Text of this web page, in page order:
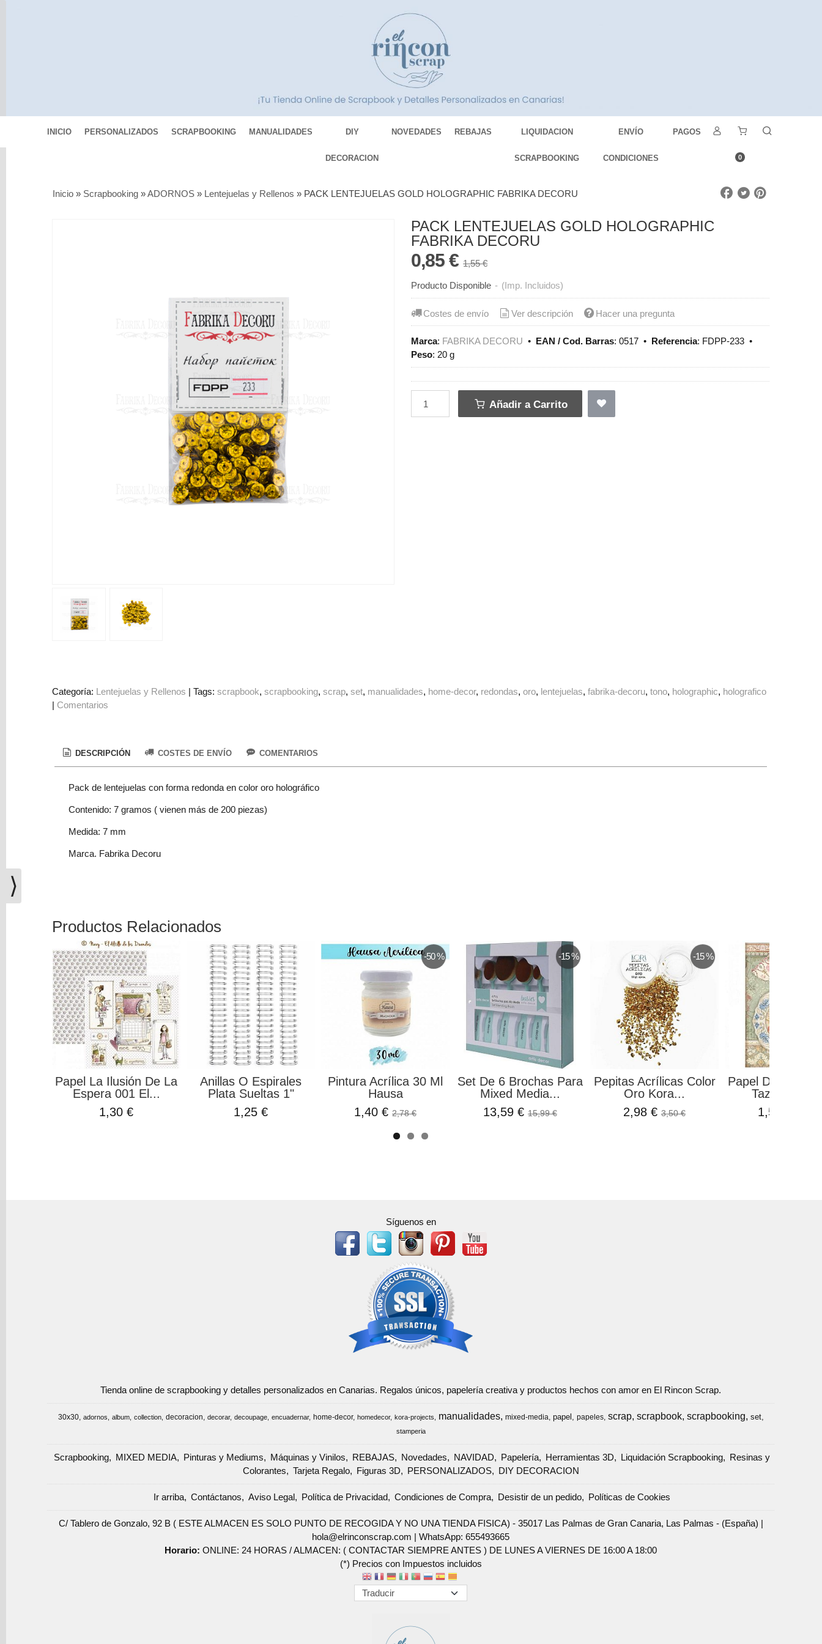
INICIO PERSONALIZADOS SCRAPBOOKING MANUALIDADES DIY
DECORACION
NOVEDADES REBAJAS LIQUIDACION
SCRAPBOOKING
ENVÍO
CONDICIONES
PAGOS
0
Carrito
vacío
Redes
Sociales
Instagram
Facebook
Youtube
Inicio » Scrapbooking »ADORNOS» Lentejuelas y Rellenos » PACK LENTEJUELAS GOLD HOLOGRAPHIC FABRIKA DECORU
PACK LENTEJUELAS GOLD HOLOGRAPHIC
FABRIKA DECORU
0,85 €1,55 €
Producto Disponible - (Imp. Incluidos)
Costes de envío Ver descripción Hacer una pregunta
Marca: FABRIKA DECORU • EAN / Cod. Barras:0517 • Referencia: FDPP-233 •
Peso: 20 g
Añadir a Carrito
Categoría: Lentejuelas y Rellenos |Tags:scrapbook scrapbooking scrap set manualidades home-decor redondas oro lentejuelas fabrika-decoru tono holographic holografico
| Comentarios
DESCRIPCIÓN COSTES DE ENVÍO COMENTARIOS
Pack de lentejuelas con forma redonda en color oro holográfico
Contenido: 7 gramos ( vienen más de 200 piezas)
Medida: 7 mm
Marca. Fabrika Decoru
Productos Relacionados
Papel La Ilusión De La
Espera 001 El...
1,30 €
Anillas O Espirales
Plata Sueltas 1"
1,25 €
-50 %
Pintura Acrílica 30 Ml
Hausa
1,40 €2,78 €
-15 %
Set De 6 Brochas Para
Mixed Media...
13,59 € 15,99 €
-15 %
Pepitas Acrílicas Color
Oro Kora...
2,98 €3,50 €
Papel De Arroz
Tazas
1,50 €
Síguenos en
Tienda online de scrapbooking y detalles personalizados en Canarias. Regalos únicos, papelería creativa y productos hechos con amor en El Rincon Scrap.
30x30 adornos album collection decoracion decorar decoupage encuadernar home-decor homedecor kora-projects manualidades mixed-media papel papeles scrap scrapbook scrapbooking set
stamperia
Scrapbooking MIXED MEDIA Pinturas y Mediums Máquinas y Vinilos REBAJAS Novedades NAVIDAD Papelería Herramientas 3D Liquidación Scrapbooking
Resinas y
Colorantes
Tarjeta Regalo Figuras 3D PERSONALIZADOS DIY DECORACION
Ir arriba Contáctanos Aviso Legal Política de Privacidad Condiciones de Compra Desistir de un pedido Políticas de Cookies
C/ Tablero de Gonzalo, 92 B ( ESTE ALMACEN ES SOLO PUNTO DE RECOGIDA Y NO UNA TIENDA FISICA) - 35017 Las Palmas de Gran Canaria, Las Palmas - (España) |
hola@elrinconscrap.com |WhatsApp: 655493665
Horario:ONLINE: 24 HORAS / ALMACEN: ( CONTACTAR SIEMPRE ANTES ) DE LUNES A VIERNES DE 16:00 A 18:00
(*) Precios con Impuestos incluidos
⟩